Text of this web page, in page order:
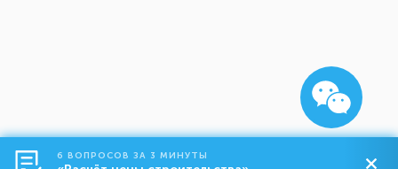
6 ВОПРОСОВ ЗА 3 МИНУТЫ